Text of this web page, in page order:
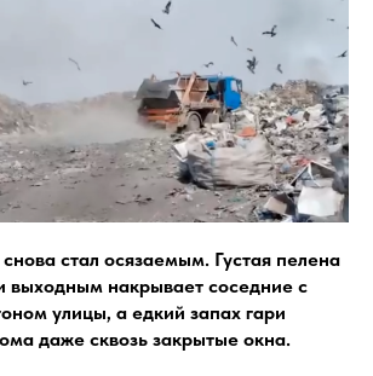
стал осязаемым. Густая пелена
выходным накрывает соседние с
улицы, а едкий запах гари
даже сквозь закрытые окна.